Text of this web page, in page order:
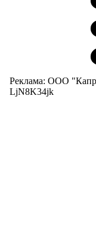
Реклама: ООО
LjN8K34jk